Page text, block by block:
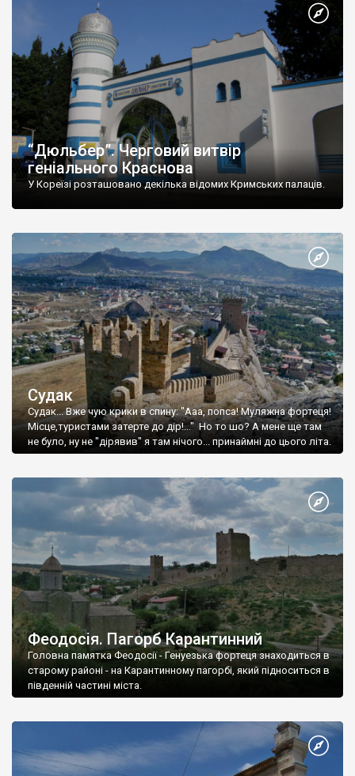
“Дюльбер”. Черговий витвір
геніального Краснова
У Кореїзі розташовано декілька відомих Кримських палаців.
Судак
Судак... Вже чую крики в спину: "Ааа, попса! Муляжна фортеця!
Місце,туристами затерте до дір!..." Но то шо? А мене ще там
не було, ну не "дірявив" я там нічого... принаймні до цього літа.
Феодосія. Пагорб Карантинний
Головна памятка Феодосії - Генуезька фортеця знаходиться в
старому районі - на Карантинному пагорбі, який підноситься в
південній частині міста.